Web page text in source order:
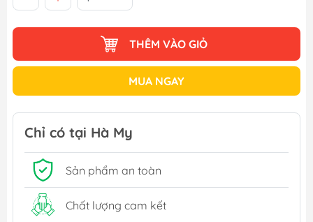
THÊM VÀO GIỎ
MUA NGAY
Chỉ có tại Hà My
Sản phẩm an toàn
Chất lượng cam kết